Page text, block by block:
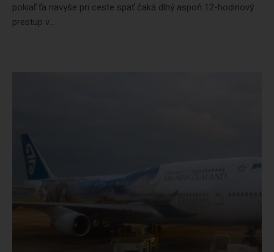
pokiaľ ťa navyše pri ceste späť čaká dlhý aspoň 12-hodinový
prestup v...